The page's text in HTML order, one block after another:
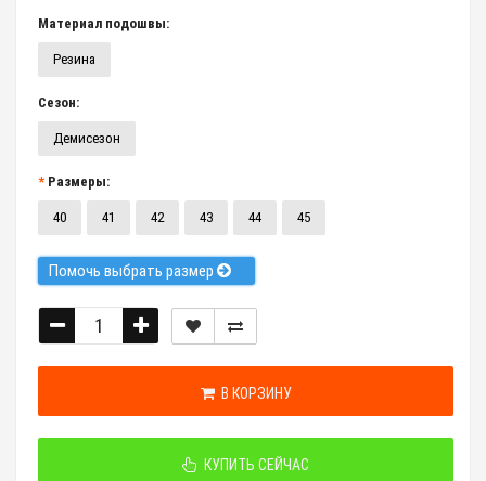
Материал подошвы:
Резина
Сезон:
Демисезон
Размеры:
40 41 42 43 44 45
Помочь выбрать размер
В КОРЗИНУ
КУПИТЬ СЕЙЧАС